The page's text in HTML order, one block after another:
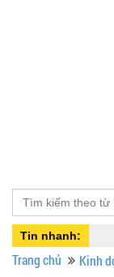
Tin nhanh:
Trang chủ Kinh